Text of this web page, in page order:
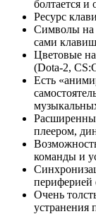
болтается и
Ресурс
Символы на
сами
Цветовые
(Dota-2,
Есть
плеером,
команды и
периферией
Очень
устранения